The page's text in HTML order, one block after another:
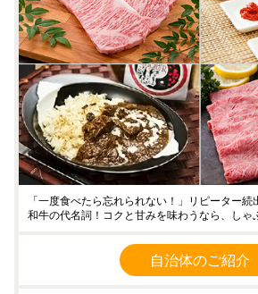
「一度食べたら忘れられない！」リピーター
和牛の代名詞！コクと甘みを味わうなら、しゃ
自治体のご紹介